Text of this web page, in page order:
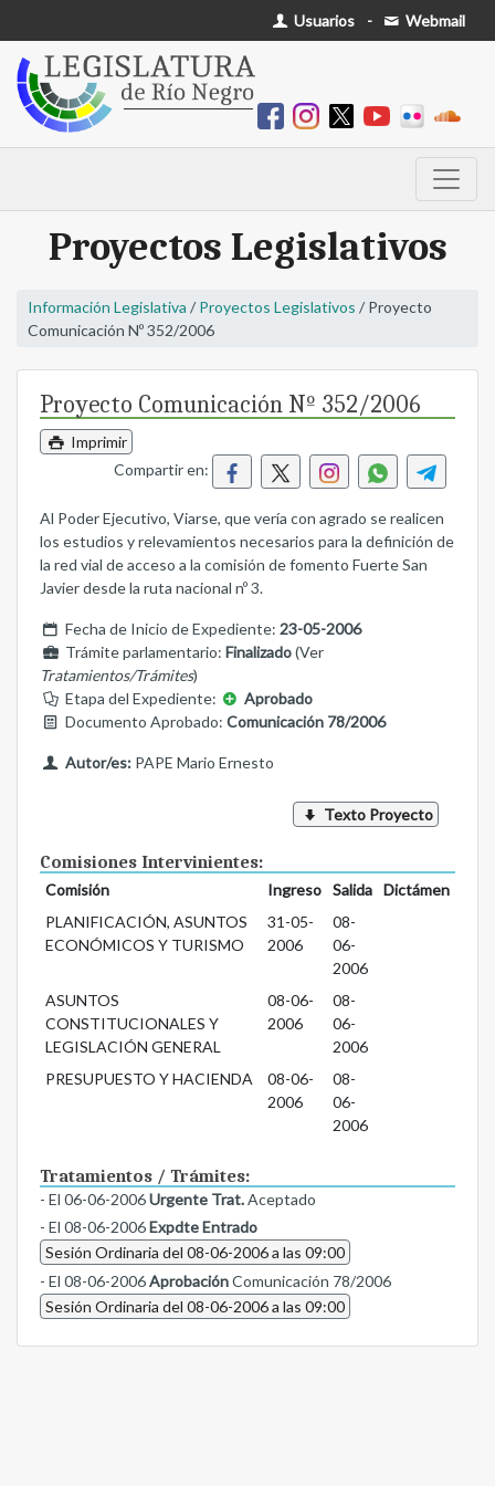
Usuarios - Webmail
Proyectos Legislativos
Información Legislativa / Proyectos Legislativos / Proyecto
Comunicación Nº 352/2006
Proyecto Comunicación Nº 352/2006
Imprimir
Compartir en:
Al Poder Ejecutivo, Viarse, que vería con agrado se realicen
los estudios y relevamientos necesarios para la definición de
la red vial de acceso a la comisión de fomento Fuerte San
Javier desde la ruta nacional nº 3.
Fecha de Inicio de Expediente: 23-05-2006
Trámite parlamentario: Finalizado(Ver
Tratamientos/Trámites)
Etapa del Expediente:
Aprobado
Documento Aprobado: Comunicación 78/2006
Autor/es:PAPE Mario Ernesto
Texto Proyecto
Comisiones Intervinientes:
Comisión Ingreso Salida
Dictámen
PLANIFICACIÓN, ASUNTOS
ECONÓMICOS Y TURISMO
31-05-
2006
08-
06-
2006
ASUNTOS
CONSTITUCIONALES Y
LEGISLACIÓN GENERAL
08-06-
2006
08-
06-
2006
PRESUPUESTO Y HACIENDA
08-06-
2006
08-
06-
2006
Tratamientos / Trámites:
- El 06-06-2006Urgente Trat.Aceptado
- El 08-06-2006Expdte Entrado
Sesión Ordinaria del 08-06-2006 a las 09:00
- El 08-06-2006AprobaciónComunicación 78/2006
Sesión Ordinaria del 08-06-2006 a las 09:00